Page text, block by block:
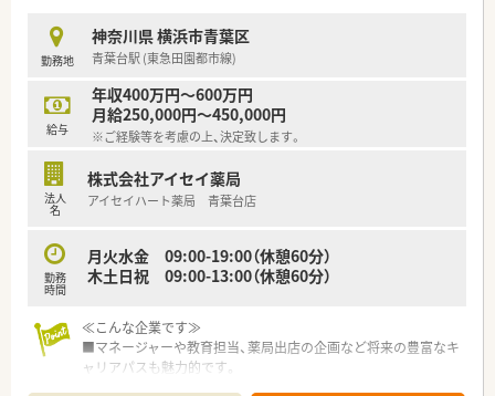
を送ることができます。
■育児休暇なども法律以上の制度を用意し、子育てをしながら働
ける環境を整えています。
■未来を見据えて成長し、長く活躍し続けられる環境の中で新た
な一歩を踏み出せます。
≪風通しが良く働きやすい職場環境≫
役職や立場は関係ありません。
■風通しの良い環境はアイデアを出しやすく、大きく成長できる
も用意しています。
■首都圏にこだわった店舗展開のため、多くの仲間と交流ができ
■残業時間の削減や年2回の連続休暇取得など、ライフワークバ
ランスも推進しています。
■安心して健康的に働けるからこそ、充分に力を発揮でき、心か
勤務地
神奈川県 横浜市青葉区
青葉台駅 (東急田園都市線)
給与
年収400万円～600万円
月給250,000円～450,000円
※ご経験等を考慮の上、決定致します。
法人
名
株式会社アイセイ薬局
アイセイハート薬局 青葉台店
勤務
時間
月火水金 09:00-19:00（休憩60分）
木土日祝 09:00-13:00（休憩60分）
≪こんな企業です≫
■マネージャーや教育担当、薬局出店の企画など将来の豊富なキ
ャリアパスも魅力的です。